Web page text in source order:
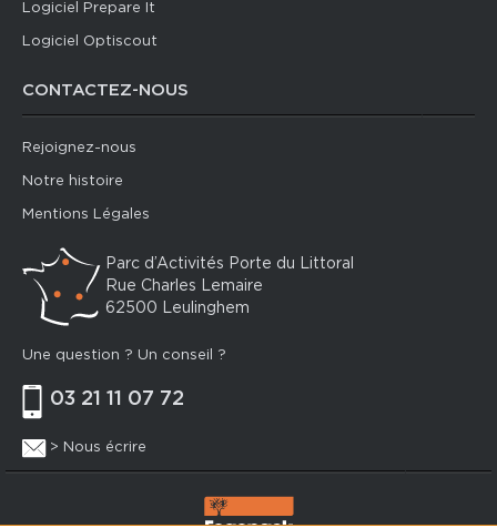
Logiciel Prepare It
Logiciel Optiscout
CONTACTEZ-NOUS
Rejoignez-nous
Notre histoire
Mentions Légales
Parc d’Activités Porte du Littoral
Rue Charles Lemaire
62500 Leulinghem
Une question ? Un conseil ?
03 21 11 07 72
> Nous écrire